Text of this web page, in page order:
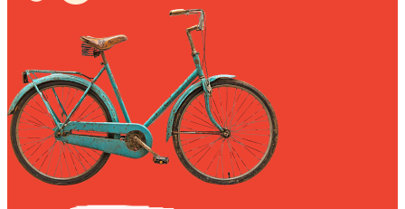
Zimaz Kreol
ZOLA by Estelle
Les Inédites